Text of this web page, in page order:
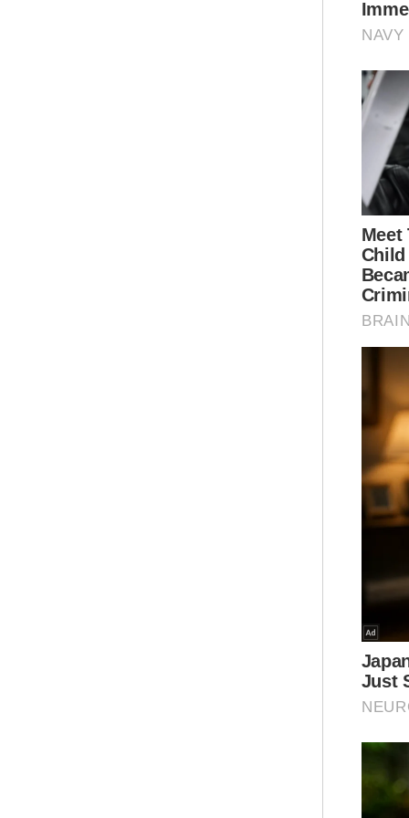
Ini